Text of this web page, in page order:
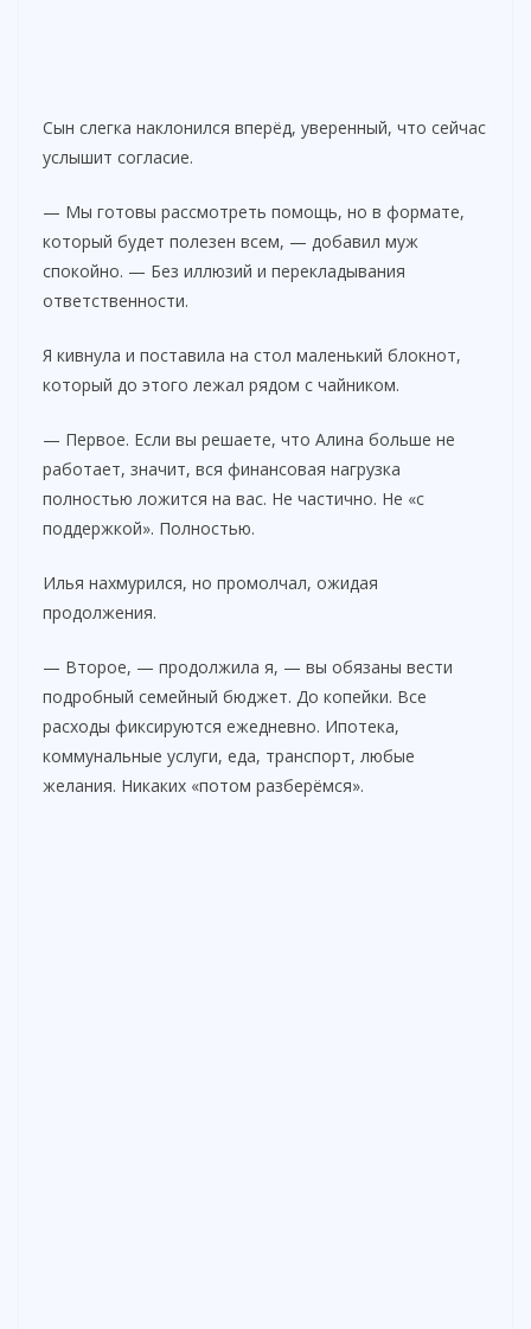
Сын слегка наклонился вперёд, уверенный, что сейчас
услышит согласие.
— Мы готовы рассмотреть помощь, но в формате,
который будет полезен всем, — добавил муж
спокойно. — Без иллюзий и перекладывания
ответственности.
Я кивнула и поставила на стол маленький блокнот,
который до этого лежал рядом с чайником.
— Первое. Если вы решаете, что Алина больше не
работает, значит, вся финансовая нагрузка
полностью ложится на вас. Не частично. Не «с
поддержкой». Полностью.
Илья нахмурился, но промолчал, ожидая
продолжения.
— Второе, — продолжила я, — вы обязаны вести
подробный семейный бюджет. До копейки. Все
расходы фиксируются ежедневно. Ипотека,
коммунальные услуги, еда, транспорт, любые
желания. Никаких «потом разберёмся».